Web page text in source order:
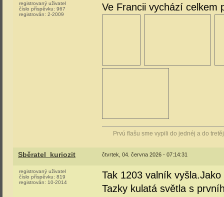
registrovaný uživatel
číslo příspěvku: 967
registrován: 2-2009
Ve Francii vychází celkem
Prvú flašu sme vypili do jednéj a do
Sběratel_kuriozit čtvrtek, 04. června 2026 - 07:14:31
registrovaný uživatel
číslo příspěvku: 819
registrován: 10-2014
Tak 1203 valník
Tazky kulatá světla s